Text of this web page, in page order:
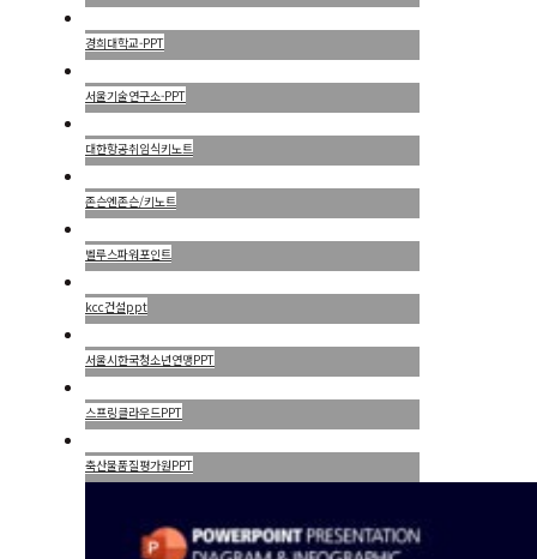
경희대학교-PPT
서울기술연구소-PPT
대한항공취임식키노트
존슨엔존슨/키노트
벨루스파워포인트
kcc건설ppt
서울시한국청소년연맹PPT
스프링클라우드PPT
축산물품질평가원PPT